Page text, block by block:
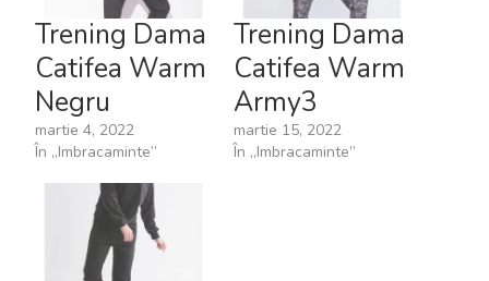
Trening Dama
Catifea Warm
Negru
martie 4, 2022
În „Imbracaminte”
Trening Dama
Catifea Warm
Army3
martie 15, 2022
În „Imbracaminte”